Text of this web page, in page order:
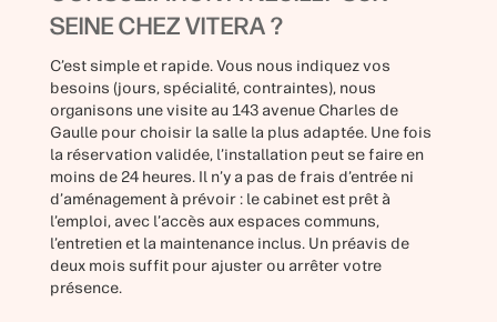
SEINE CHEZ VITERA ?
C’est simple et rapide. Vous nous indiquez vos
besoins (jours, spécialité, contraintes), nous
organisons une visite au 143 avenue Charles de
Gaulle pour choisir la salle la plus adaptée. Une fois
la réservation validée, l’installation peut se faire en
moins de 24 heures. Il n’y a pas de frais d’entrée ni
d’aménagement à prévoir : le cabinet est prêt à
l’emploi, avec l’accès aux espaces communs,
l’entretien et la maintenance inclus. Un préavis de
deux mois suffit pour ajuster ou arrêter votre
présence.